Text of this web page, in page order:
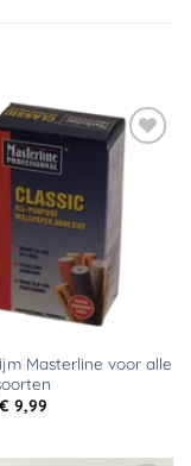
Toevoegen
Masterline voor alle
Oorspronkelijke
prijs
€ 9,99Huidige